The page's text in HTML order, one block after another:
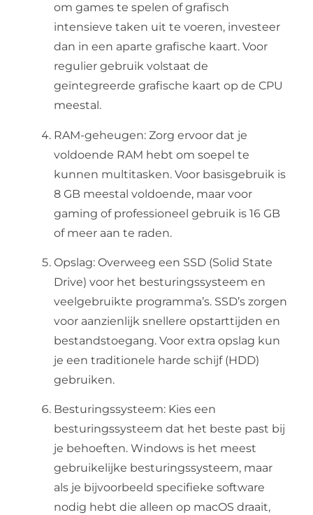
om games te spelen of grafisch
intensieve taken uit te voeren, investeer
dan in een aparte grafische kaart. Voor
regulier gebruik volstaat de
geïntegreerde grafische kaart op de CPU
meestal.
RAM-geheugen: Zorg ervoor dat je
voldoende RAM hebt om soepel te
kunnen multitasken. Voor basisgebruik is
8 GB meestal voldoende, maar voor
gaming of professioneel gebruik is 16 GB
of meer aan te raden.
Opslag: Overweeg een SSD (Solid State
Drive) voor het besturingssysteem en
veelgebruikte programma’s. SSD’s zorgen
voor aanzienlijk snellere opstarttijden en
bestandstoegang. Voor extra opslag kun
je een traditionele harde schijf (HDD)
gebruiken.
Besturingssysteem: Kies een
besturingssysteem dat het beste past bij
je behoeften. Windows is het meest
gebruikelijke besturingssysteem, maar
als je bijvoorbeeld specifieke software
nodig hebt die alleen op macOS draait,